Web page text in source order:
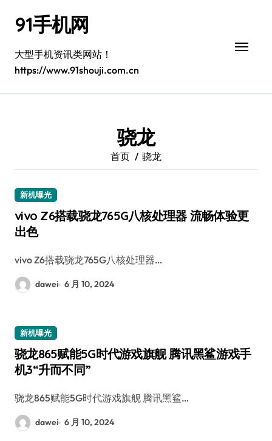
91手机网
大型手机资讯类网站！
https://www.91shouji.com.cn
骁龙
首页 骁龙
新机曝光
vivo Z6搭载骁龙765G八核处理器 流畅体验更
出色
vivo Z6搭载骁龙765G八核处理器…
dawei 6 月 10, 2024
新机曝光
骁龙865赋能5G时代游戏旗舰 腾讯黑鲨游戏手
机3“升而不同”
骁龙865赋能5G时代游戏旗舰 腾讯黑鲨…
dawei 6 月 10, 2024